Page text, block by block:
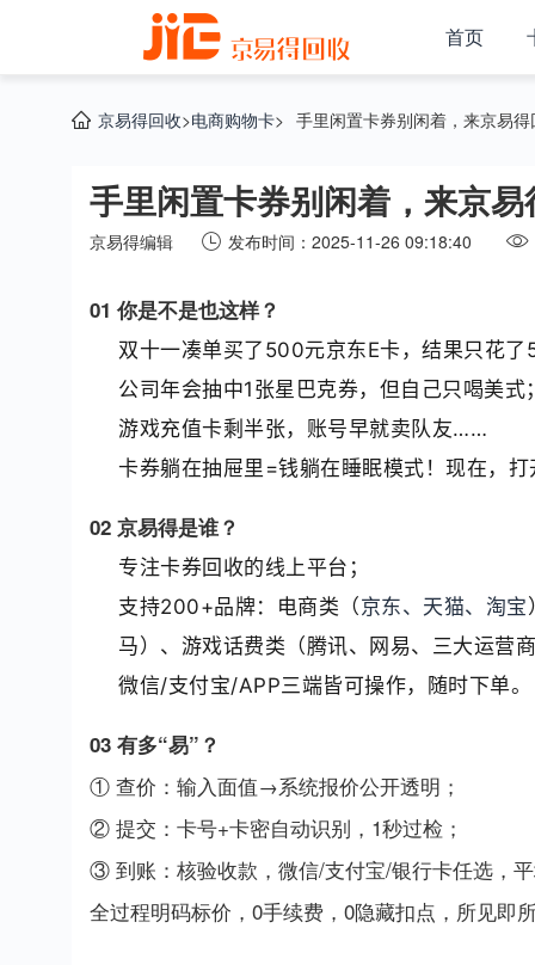
首页
京易得回收>电商购物卡> 手里闲置卡券别闲着，来京易
手里闲置卡券别闲着，来京
京易得编辑 发布时间：2025-11-26 09:18:40
01 你是不是也这样？
双十一凑单买了500元京东E卡，结果只花了
公司年会抽中1张星巴克券，但自己只喝美式
游戏充值卡剩半张，账号早就卖队友……
卡券躺在抽屉里=钱躺在睡眠模式！现在，
02 京易得是谁？
专注卡券回收的线上平台；
支持200+品牌：电商类（京东、天猫、淘宝
马）、游戏话费类（腾讯、网易、三大运营
微信/支付宝/APP三端皆可操作，随时下单。
03 有多“易”？
① 查价：输入面值→系统报价公开透明；
② 提交：卡号+卡密自动识别，1秒过检；
③ 到账：核验收款，微信/支付宝/银行卡任选，
全过程明码标价，0手续费，0隐藏扣点，所见即